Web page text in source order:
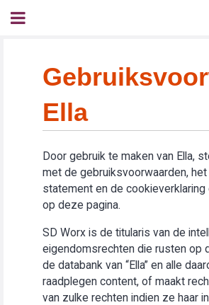
Ella
Door gebruik te maken van Ella,
met de gebruiksvoorwaarden, het
statement en de cookieverklaring
op deze pagina.
SD Worx is de titularis van de
eigendomsrechten die rusten op
de databank van “Ella” en alle
raadplegen content, of maakt
van zulke rechten indien ze haar